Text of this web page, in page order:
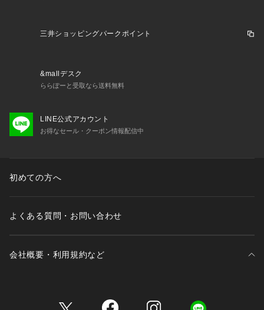
三井ショッピングパークポイント
&mallデスク
ららぽーと受取なら送料無料
LINE公式アカウント
お得なセール・クーポン情報配信中
初めての方へ
よくある質問・お問い合わせ
会社概要・利用規約など